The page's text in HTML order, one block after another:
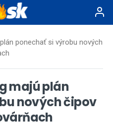
ponechať si výrobu nových
majú plán
nových čipov